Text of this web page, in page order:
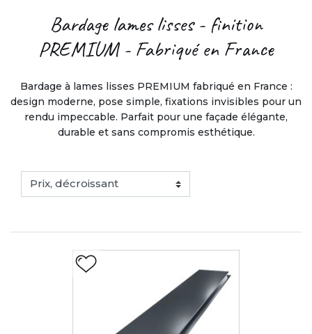
Bardage lames lisses - finition
PREMIUM - Fabriqué en France
Bardage à lames lisses PREMIUM fabriqué en France :
design moderne, pose simple, fixations invisibles pour un
rendu impeccable. Parfait pour une façade élégante,
durable et sans compromis esthétique.